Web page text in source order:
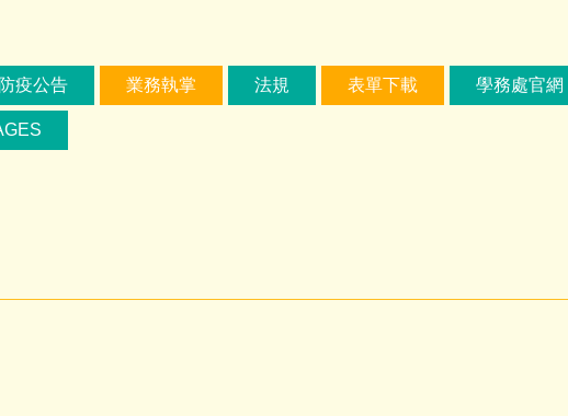
疫公告 業務執掌 法規 表單下載 學務處官網